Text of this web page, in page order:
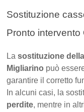
Sostituzione
Pronto intervento
Lasostituzione
Migliarino può
garantire il corretto
In alcuni casi, la
perdite, mentre in